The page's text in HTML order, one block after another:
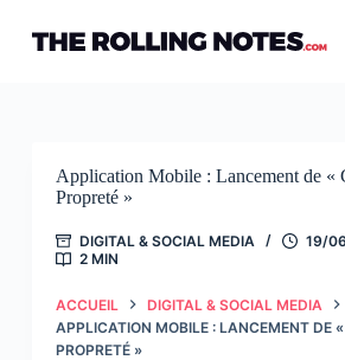
contenu
Application Mobile : Lancement de «
Propreté »
DIGITAL & SOCIAL MEDIA
19/
2 MIN
ACCUEIL
DIGITAL & SOCIAL MEDIA
APPLICATION MOBILE : LANCEMENT DE
PROPRETÉ »